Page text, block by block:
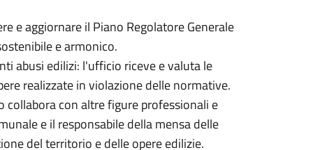
e aggiornare il Piano Regolatore Generale
e armonico.
abusi edilizi: l'ufficio riceve e valuta le
realizzate in violazione delle normative.
con altre figure professionali e
e il responsabile della mensa delle
del territorio e delle opere edilizie.